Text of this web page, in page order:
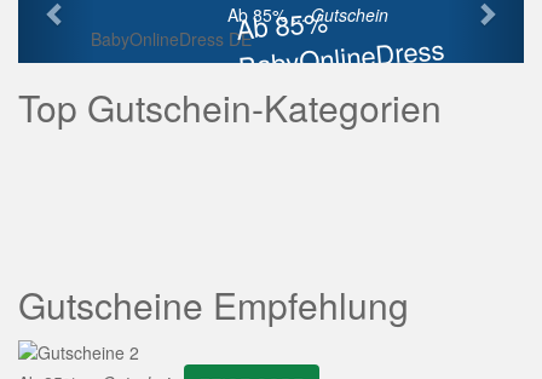
Ab 85%
BabyOnlineDress
Rabatt
Ab 85% ...Gutschein
BabyOnlineDress DE
Top Gutschein-Kategorien
Gutscheine Empfehlung